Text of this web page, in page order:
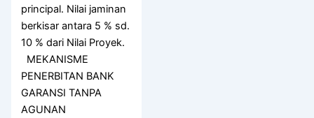
principal. Nilai jaminan
berkisar antara 5 % sd.
10 % dari Nilai Proyek.
MEKANISME
PENERBITAN BANK
GARANSI TANPA
AGUNAN